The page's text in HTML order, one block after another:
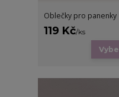
Oblečky pro
119 Kč/ks